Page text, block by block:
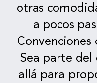
otras
a pocos
Convenciones
Sea parte del
allá para